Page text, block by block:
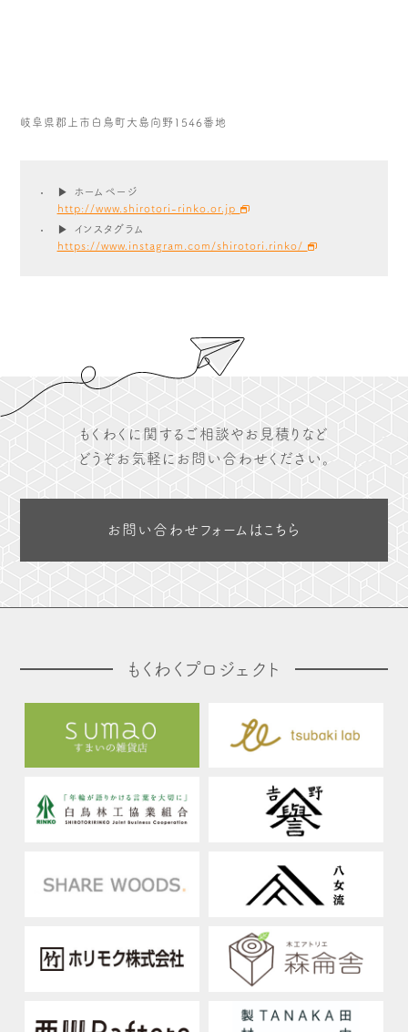
岐阜県郡上市白鳥町大島向野1546番地
▶ ホームページ
http://www.shirotori-rinko.or.jp
▶ インスタグラム
https://www.instagram.com/shirotori.rinko/
もくわくに関するご相談やお見積りなど
どうぞお気軽にお問い合わせください。
お問い合わせフォームはこちら
もくわくプロジェクト